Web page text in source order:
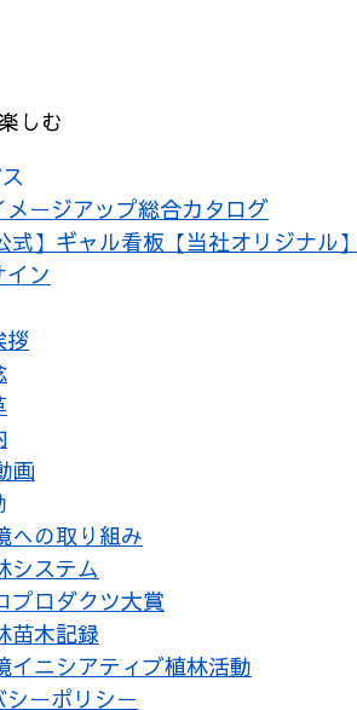
しむ
メージアップ総合カタログ
式】ギャル看板【当社オリジナル】
イン
拶
画
への取り組み
システム
プロダクツ大賞
苗木記録
イニシアティブ植林活動
シーポリシー